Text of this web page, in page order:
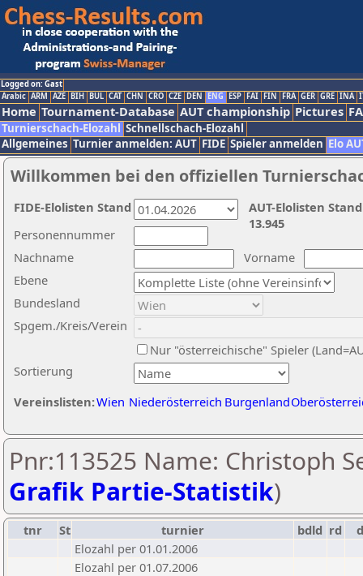
Logged on: Gast
Arabic ARM AZE BIH BUL CAT CHN CRO CZE DEN ENG ESP FAI FIN FRA GER GRE INA
Home Tournament-Database AUT championship Pictures
Turnierschach-Elozahl Schnellschach-Elozahl
Allgemeines Turnier anmelden: AUT FIDE Spieler anmelden Elo
Willkommen bei den offiziellen
Nachname
Vorname
Ebene
Sortierung
Personennummer
Bundesland
Spgem./Kreis/Verein
Nur "österreichische" Spieler
Vereinslisten:Wien Niederösterreich Burgenland
AUT-Elolisten
13.945
FIDE-Elolisten Stand
Pnr:113525 Name: Christoph
Grafik Partie-Statistik)
tnr St turnier bdld rd
Elozahl per 01.01.2006
Elozahl per 01.07.2006